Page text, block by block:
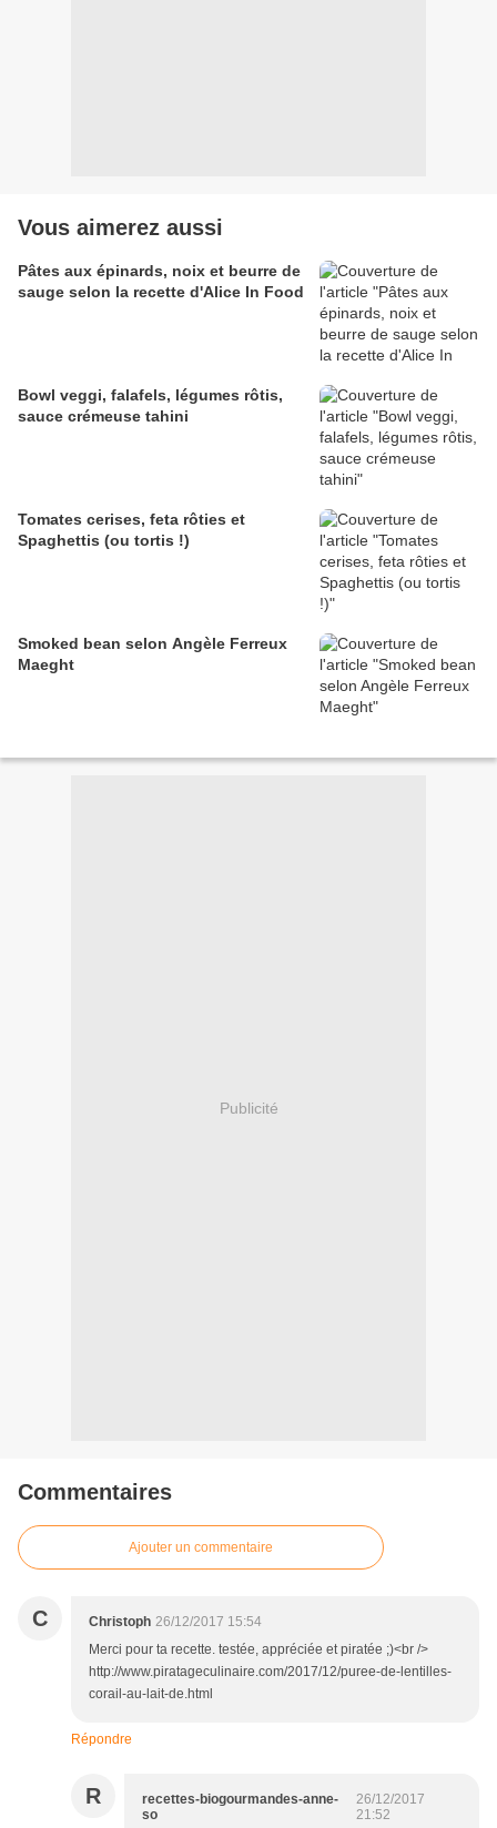
Vous aimerez aussi
Pâtes aux épinards, noix et beurre de
sauge selon la recette d'Alice In Food
Bowl veggi, falafels, légumes rôtis,
sauce crémeuse tahini
Tomates cerises, feta rôties et
Spaghettis (ou tortis !)
Smoked bean selon Angèle Ferreux
Maeght
Publicité
Commentaires
Ajouter un commentaire
C Christoph 26/12/2017 15:54
Merci pour ta recette. testée, appréciée et piratée ;)<br />
http://www.piratageculinaire.com/2017/12/puree-de-lentilles-
corail-au-lait-de.html
Répondre
R
recettes-biogourmandes-anne-
so
26/12/2017
21:52